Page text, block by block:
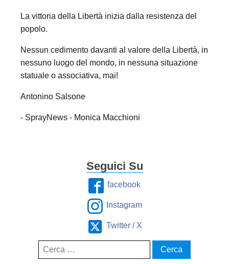
La vittoria della Libertà inizia dalla resistenza del
popolo.
Nessun cedimento davanti al valore della Libertà, in
nessuno luogo del mondo, in nessuna situazione
statuale o associativa, mai!
Antonino Salsone
- SprayNews - Monica Macchioni
Seguici Su
facebook
Instagram
Twitter / X
Ricerca
per: